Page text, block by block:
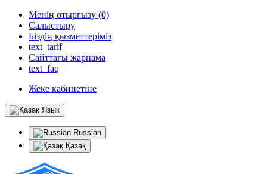
Менің отырғызу (0)
Салыстыру
Біздің қызметтеріміз
text_tarif
Сайттағы жарнама
text_faq
Жеке кабинетіне
Язык
Russian
Қазақ